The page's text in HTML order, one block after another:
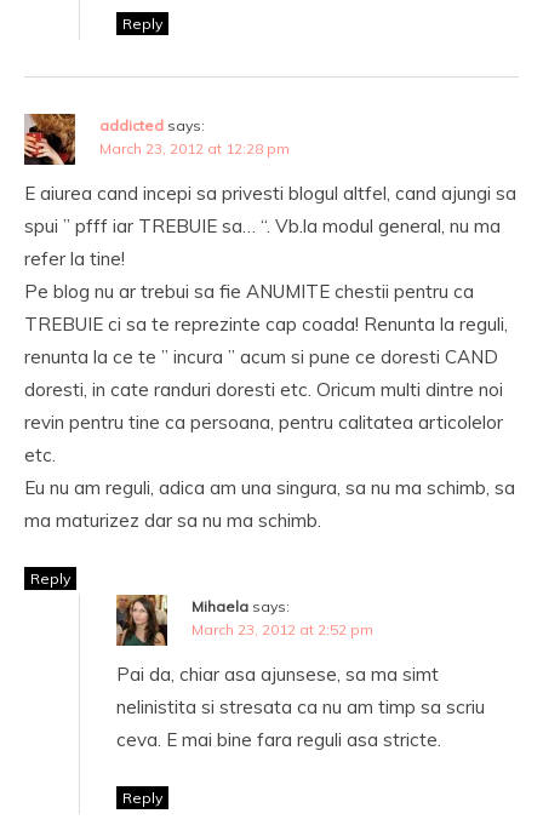
Reply
addicted says:
March 23, 2012 at 12:28 pm
E aiurea cand incepi sa privesti blogul altfel, cand ajungi sa
spui ” pfff iar TREBUIE sa… “. Vb.la modul general, nu ma
refer la tine!
Pe blog nu ar trebui sa fie ANUMITE chestii pentru ca
TREBUIE ci sa te reprezinte cap coada! Renunta la reguli,
renunta la ce te ” incura ” acum si pune ce doresti CAND
doresti, in cate randuri doresti etc. Oricum multi dintre noi
revin pentru tine ca persoana, pentru calitatea articolelor
etc.
Eu nu am reguli, adica am una singura, sa nu ma schimb, sa
ma maturizez dar sa nu ma schimb.
Reply
Mihaela says:
March 23, 2012 at 2:52 pm
Pai da, chiar asa ajunsese, sa ma simt
nelinistita si stresata ca nu am timp sa scriu
ceva. E mai bine fara reguli asa stricte.
Reply